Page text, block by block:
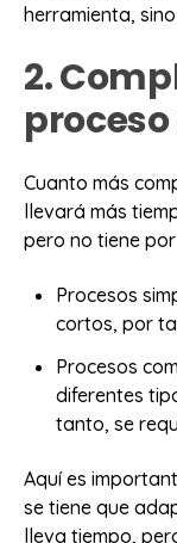
herramienta,
2.
Cuanto más
llevará más
pero no tiene
Procesos
cortos, por
Procesos
diferentes
tanto, se
Aquí es
se tiene que
lleva tiempo,